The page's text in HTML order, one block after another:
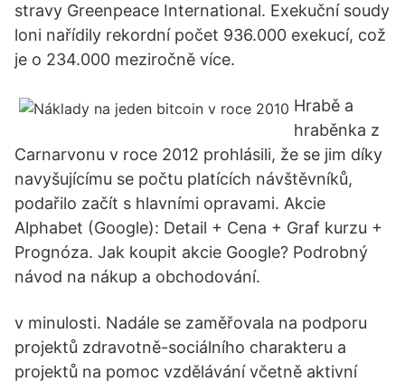
stravy Greenpeace International. Exekuční soudy
loni nařídily rekordní počet 936.000 exekucí, což
je o 234.000 meziročně více.
Hrabě a
hraběnka z
Carnarvonu v roce 2012 prohlásili, že se jim díky
navyšujícímu se počtu platících návštěvníků,
podařilo začít s hlavními opravami. Akcie
Alphabet (Google): Detail + Cena + Graf kurzu +
Prognóza. Jak koupit akcie Google? Podrobný
návod na nákup a obchodování.
v minulosti. Nadále se zaměřovala na podporu
projektů zdravotně-sociálního charakteru a
projektů na pomoc vzdělávání včetně aktivní